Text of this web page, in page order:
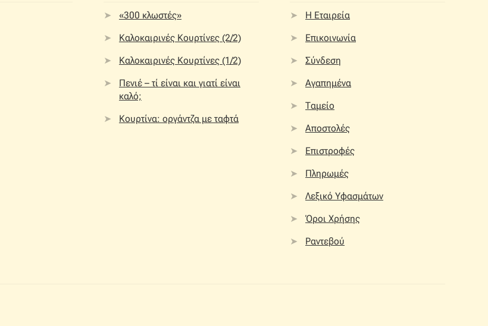
«300 κλωστές»
Καλοκαιρινές Κουρτίνες (2/2)
Καλοκαιρινές Κουρτίνες (1/2)
Πενιέ – τί είναι και γιατί είναι
καλό;
Κουρτίνα: οργάντζα με ταφτά
Η Εταιρεία
Επικοινωνία
Σύνδεση
Αγαπημένα
Ταμείο
Αποστολές
Επιστροφές
Πληρωμές
Λεξικό Υφασμάτων
Όροι Χρήσης
Ραντεβού